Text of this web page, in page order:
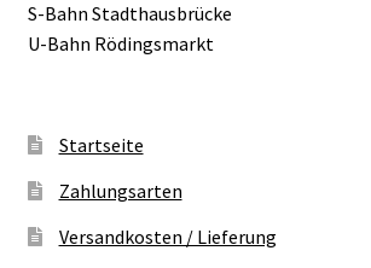
S-Bahn Stadthausbrücke
U-Bahn Rödingsmarkt
Startseite
Zahlungsarten
Versandkosten / Lieferung